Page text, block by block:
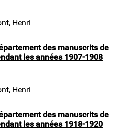
Henri
des manuscrits de
les années 1907-1908
Henri
des manuscrits de
les années 1918-1920